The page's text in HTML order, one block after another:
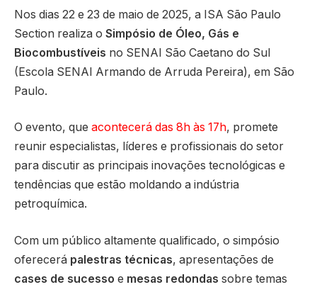
Nos dias 22 e 23 de maio de 2025, a ISA São Paulo
Section realiza o Simpósio de Óleo, Gás e
Biocombustíveis no SENAI São Caetano do Sul
(Escola SENAI Armando de Arruda Pereira), em São
Paulo.
O evento, que acontecerá das 8h às 17h, promete
reunir especialistas, líderes e profissionais do setor
para discutir as principais inovações tecnológicas e
tendências que estão moldando a indústria
petroquímica.
Com um público altamente qualificado, o simpósio
oferecerá palestras técnicas, apresentações de
cases de sucesso e mesas redondas sobre temas